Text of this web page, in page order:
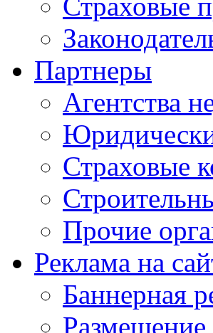
Партнеры
Агентства
Страховые
Прочие
Реклама на
Баннерная